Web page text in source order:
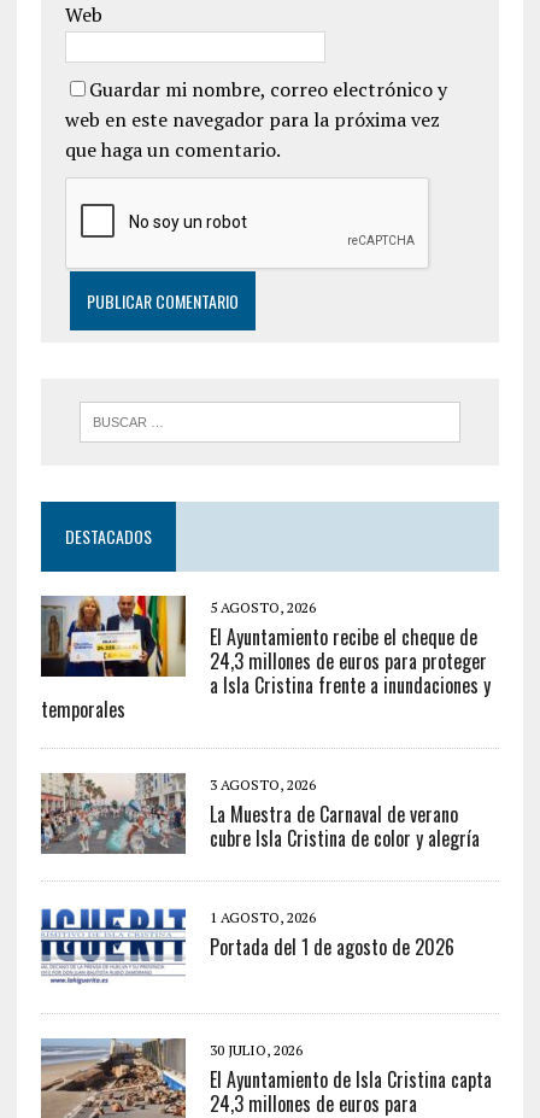
Web
Guardar mi nombre, correo electrónico y
web en este navegador para la próxima vez
que haga un comentario.
DESTACADOS
5 AGOSTO, 2026
El Ayuntamiento recibe el cheque de
24,3 millones de euros para proteger
a Isla Cristina frente a inundaciones y
temporales
3 AGOSTO, 2026
La Muestra de Carnaval de verano
cubre Isla Cristina de color y alegría
1 AGOSTO, 2026
Portada del 1 de agosto de 2026
30 JULIO, 2026
El Ayuntamiento de Isla Cristina capta
24,3 millones de euros para